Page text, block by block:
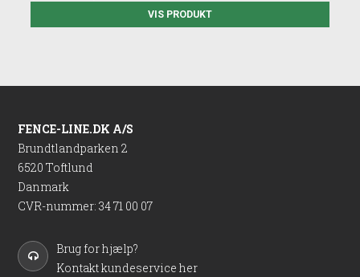
VIS PRODUKT
FENCE-LINE.DK A/S
Brundtlandparken 2
6520 Toftlund
Danmark
CVR-nummer: 34 71 00 07
Brug for hjælp?
Kontakt kundeservice her